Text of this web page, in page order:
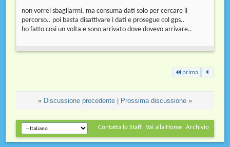
non vorrei sbagliarmi, ma consuma dati solo per cercare il
percorso.. poi basta disattivare i dati e prosegue col gps..
ho fatto cosi un volta e sono arrivato dove dovevo arrivare..
prima
« Discussione precedente Prossima discussione »
Contatta lo Staff Vai alla Home Archivio